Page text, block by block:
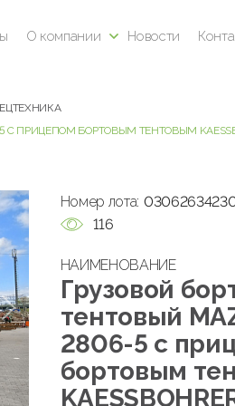
О компании Новости
С ПРИЦЕПОМ БОРТОВЫМ ТЕНТОВЫМ
Номер лота:
116
НАИМЕНОВАНИЕ
Грузовой
тентовый
2806-5 с
бортовым